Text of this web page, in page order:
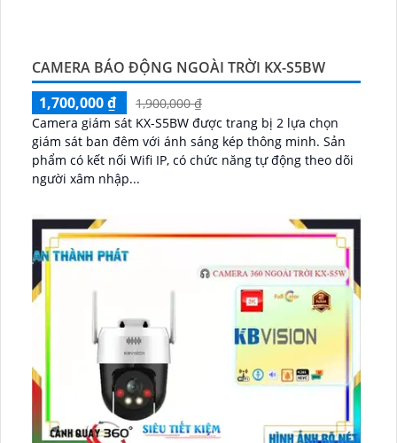
CAMERA BÁO ĐỘNG NGOÀI TRỜI KX-S5BW
1,700,000 ₫
1,900,000 ₫
Camera giám sát KX-S5BW được trang bị 2 lựa chọn
giám sát ban đêm với ánh sáng kép thông minh. Sản
phẩm có kết nối Wifi IP, có chức năng tự động theo dõi
người xâm nhập...